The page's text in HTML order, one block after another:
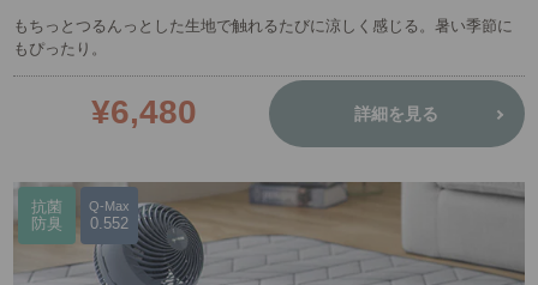
もちっとつるんっとした生地で触れるたびに涼しく感じる。暑い季節に
もぴったり。
¥6,480 詳細を見る
抗菌
防臭
Q-Max
0.552